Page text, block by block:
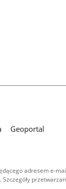
Geoportal
adresem e-